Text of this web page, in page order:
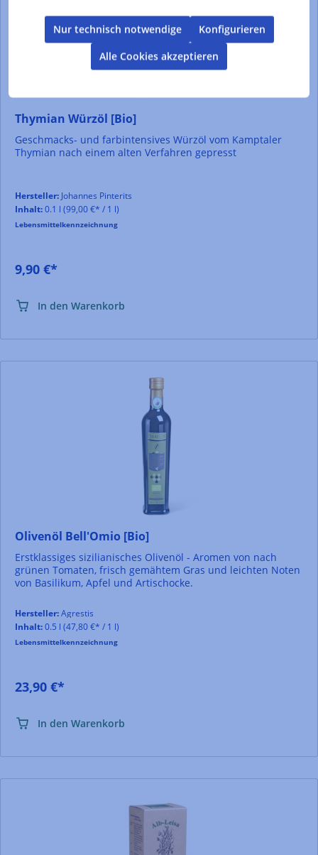
Thymian Würzöl [Bio]
Geschmacks- und farbintensives Würzöl vom Kamptaler
Thymian nach einem alten Verfahren gepresst
Hersteller: Johannes Pinterits
Inhalt:0.1 l (99,00 €* / 1 l)
Lebensmittelkennzeichnung
9,90 €*
In den Warenkorb
Olivenöl Bell'Omio [Bio]
Erstklassiges sizilianisches Olivenöl - Aromen von nach
grünen Tomaten, frisch gemähtem Gras und leichten Noten
von Basilikum, Apfel und Artischocke.
Hersteller:Agrestis
Inhalt:0.5 l (47,80 €* / 1 l)
Lebensmittelkennzeichnung
23,90 €*
In den Warenkorb
Nur technisch notwendige
Konfigurieren
Alle Cookies akzeptieren